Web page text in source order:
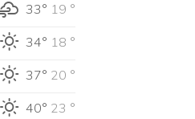
33° 19 °
34° 18 °
37° 20 °
40° 23 °